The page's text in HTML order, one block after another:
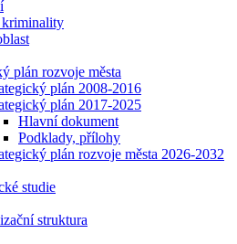
kriminality
plán rozvoje města
plán 2008-2016
plán 2017-2025
Hlavní dokument
Podklady, přílohy
plán rozvoje města 2026-2032
studie
struktura